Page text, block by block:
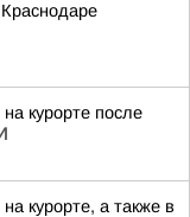
курорте после
курорте, а также в